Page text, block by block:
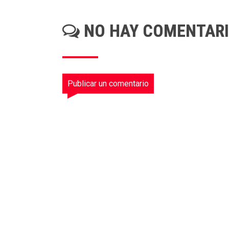
NO HAY
Publicar un comentario